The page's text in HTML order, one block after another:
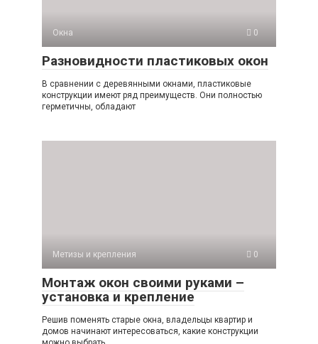
Окна 0
Разновидности пластиковых окон
В сравнении с деревянными окнами, пластиковые
конструкции имеют ряд преимуществ. Они полностью
герметичны, обладают
Метизы и крепления 0
Монтаж окон своими руками –
установка и крепление
Решив поменять старые окна, владельцы квартир и
домов начинают интересоваться, какие конструкции